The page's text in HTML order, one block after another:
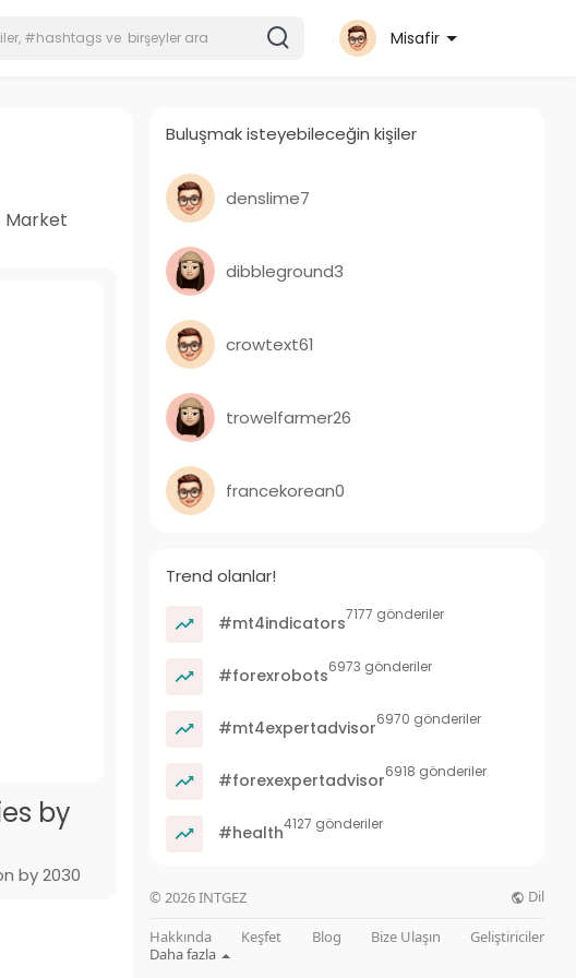
Misafir
Market
by
by 2030
Buluşmak isteyebileceğin kişiler
denslime7
dibbleground3
crowtext61
trowelfarmer26
francekorean0
Trend olanlar!
#mt4indicators7177 gönderiler
#forexrobots6973 gönderiler
#mt4expertadvisor6970 gönderiler
#forexexpertadvisor6918 gönderiler
#health4127 gönderiler
© 2026 INTGEZ Dil
Hakkında Keşfet Blog Bize Ulaşın
Geliştiriciler
Daha fazla